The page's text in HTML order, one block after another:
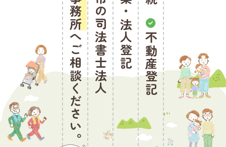
不動産登記
商業・法人登記
秋田市の司法書士法人
へご相談ください。